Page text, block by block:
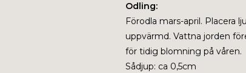
Odling:
Förodla mars-april. Placera
uppvärmd. Vattna jorden
för tidig blomning på våren.
Sådjup: ca 0,5cm